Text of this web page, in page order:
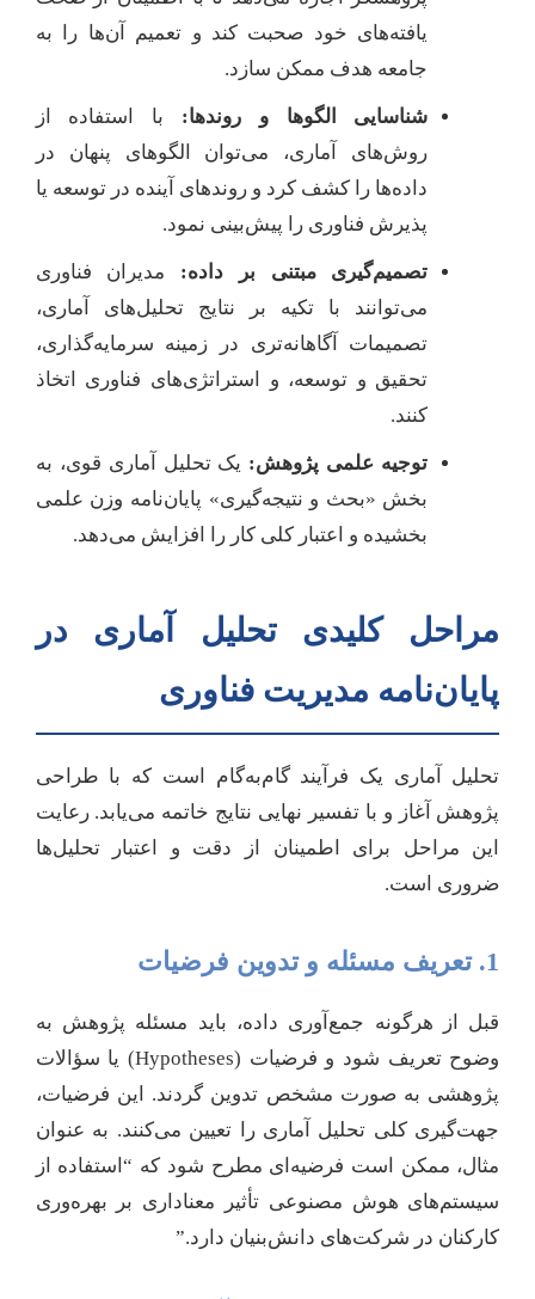
یافته‌های خود صحبت کند و تعمیم آن‌ها را به
جامعه هدف ممکن سازد.
شناسایی الگوها و روندها: با استفاده از
روش‌های آماری، می‌توان الگوهای پنهان در
داده‌ها را کشف کرد و روندهای آینده در توسعه یا
پذیرش فناوری را پیش‌بینی نمود.
تصمیم‌گیری مبتنی بر داده: مدیران فناوری
می‌توانند با تکیه بر نتایج تحلیل‌های آماری،
تصمیمات آگاهانه‌تری در زمینه سرمایه‌گذاری،
تحقیق و توسعه، و استراتژی‌های فناوری اتخاذ
کنند.
توجیه علمی پژوهش: یک تحلیل آماری قوی، به
بخش «بحث و نتیجه‌گیری» پایان‌نامه وزن علمی
بخشیده و اعتبار کلی کار را افزایش می‌دهد.
مراحل کلیدی تحلیل آماری در
پایان‌نامه مدیریت فناوری
تحلیل آماری یک فرآیند گام‌به‌گام است که با طراحی
پژوهش آغاز و با تفسیر نهایی نتایج خاتمه می‌یابد. رعایت
این مراحل برای اطمینان از دقت و اعتبار تحلیل‌ها
ضروری است.
1. تعریف مسئله و تدوین فرضیات
قبل از هرگونه جمع‌آوری داده، باید مسئله پژوهش به
وضوح تعریف شود و فرضیات (Hypotheses) یا سؤالات
پژوهشی به صورت مشخص تدوین گردند. این فرضیات،
جهت‌گیری کلی تحلیل آماری را تعیین می‌کنند. به عنوان
مثال، ممکن است فرضیه‌ای مطرح شود که “استفاده از
سیستم‌های هوش مصنوعی تأثیر معناداری بر بهره‌وری
کارکنان در شرکت‌های دانش‌بنیان دارد.”